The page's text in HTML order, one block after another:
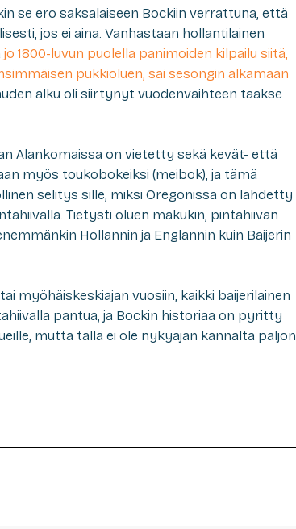
se ero saksalaiseen Bockiin verrattuna, että
jos ei aina. Vanhastaan hollantilainen
jo 1800-luvun puolella panimoiden kilpailu siitä,
pukkioluen, sai sesongin alkamaan
alku oli siirtynyt vuodenvaihteen taakse
Alankomaissa on vietetty sekä kevät- että
myös toukobokeiksi (meibok), ja tämä
selitys sille, miksi Oregonissa on lähdetty
Tietysti oluen makukin, pintahiivan
Hollannin ja Englannin kuin Baijerin
myöhäiskeskiajan vuosiin, kaikki baijerilainen
pantua, ja Bockin historiaa on pyritty
mutta tällä ei ole nykyajan kannalta paljon